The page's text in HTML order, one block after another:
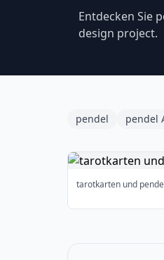
Entdecken Sie
design project.
pendel pendel
tarotkarten und